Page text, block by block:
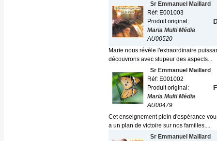
Sr Emmanuel Maillard
Réf: E001003
Produit original:
Maria Multi Média
AU00520
Marie nous révèle l'extraordinaire
découvrons avec stupeur des aspects...
Sr Emmanuel Maillard
Réf: E001002
Produit original:
Maria Multi Média
AU00479
Cet enseignement plein d'espérance
a un plan de victoire sur nos familles....
Sr Emmanuel Maillard